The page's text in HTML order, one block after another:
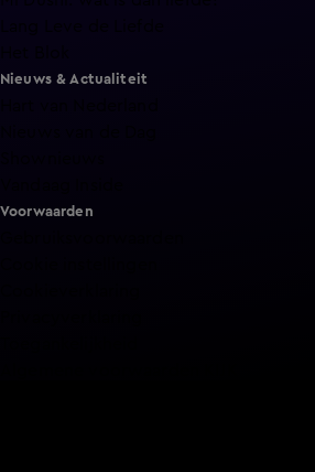
Nieuws & Actualiteit
Voorwaarden